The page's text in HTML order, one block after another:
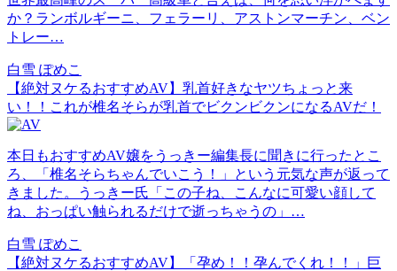
か？ランボルギーニ、フェラーリ、アストンマーチン、ベン
トレー…
白雪 ぽめこ
【絶対ヌケるおすすめAV】乳首好きなヤツちょっと来
い！！これが椎名そらが乳首でビクンビクンになるAVだ！
本日もおすすめAV嬢をうっきー編集長に聞きに行ったとこ
ろ、「椎名そらちゃんでいこう！」という元気な声が返って
きました。うっきー氏「この子ね、こんなに可愛い顔して
ね、おっぱい触られるだけで逝っちゃうの」…
白雪 ぽめこ
【絶対ヌケるおすすめAV】「孕め！！孕んでくれ！！」巨